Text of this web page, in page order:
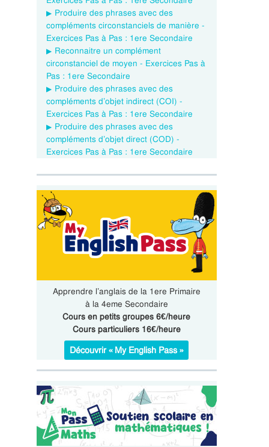
Produire des phrases avec des
compléments circonstanciels de manière -
Exercices Pas à Pas : 1ere Secondaire
Reconnaitre un complément
circonstanciel de moyen - Exercices Pas à
Pas : 1ere Secondaire
Produire des phrases avec des
compléments d’objet indirect (COI) -
Exercices Pas à Pas : 1ere Secondaire
Produire des phrases avec des
compléments d’objet direct (COD) -
Exercices Pas à Pas : 1ere Secondaire
Apprendre l’anglais de la 1ere Primaire
à la 4eme Secondaire
Cours en petits groupes 6€/heure
Cours particuliers 16€/heure
Découvrir « My English Pass »